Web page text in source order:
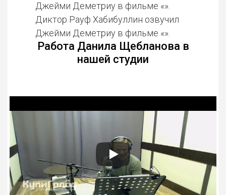
Джейми Деметриу в фильме «».
Диктор Рауф Хабибуллин озвучил
Джейми Деметриу в фильме «».
Работа Данила Щебланова в
нашей студии